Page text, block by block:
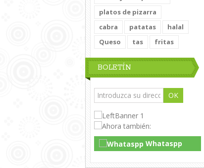
platos de pizarra
cabra
patatas
halal
Queso
tas fritas
BOLETÍN
OK
Whataspp
Live Chat